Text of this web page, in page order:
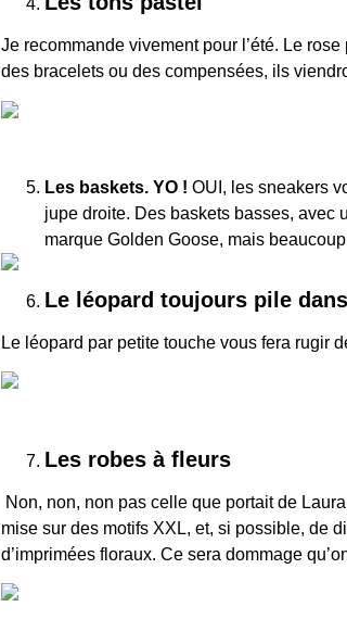
Je recommande vivement pour l’été. Le
des bracelets ou des compensées, ils
Les baskets. YO ! OUI, les sneakers
jupe droite. Des baskets basses, avec
marque Golden Goose, mais
Le léopard toujours pile
Le léopard par petite touche vous fera rugir
Les robes à fleurs
Non, non, non pas celle que portait de
mise sur des motifs XXL, et, si possible, de
d’imprimées floraux. Ce sera dommage